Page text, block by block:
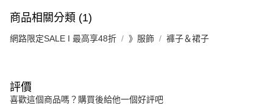
商品相關分類 (1)
網路限定SALE I 最高享48折 》服飾 褲子＆裙子
評價
喜歡這個商品嗎？購買後給他一個好評吧